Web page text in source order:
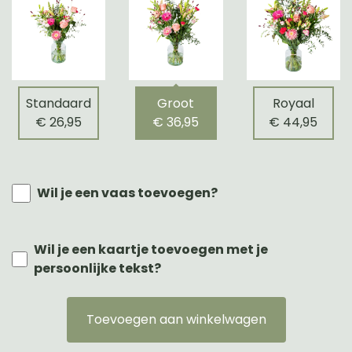
Standaard
€ 26,95
Groot
€ 36,95
Royaal
€ 44,95
Wil je een vaas toevoegen?
Wil je een kaartje toevoegen met je
persoonlijke tekst?
Toevoegen aan winkelwagen